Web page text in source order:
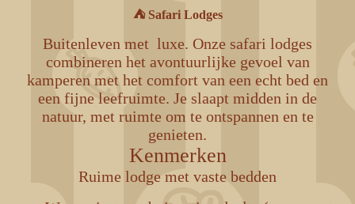
⛺ Safari Lodges
Buitenleven met luxe. Onze safari lodges
combineren het avontuurlijke gevoel van
kamperen met het comfort van een echt bed en
een fijne leefruimte. Je slaapt midden in de
natuur, met ruimte om te ontspannen en te
genieten.
Kenmerken
Ruime lodge met vaste bedden